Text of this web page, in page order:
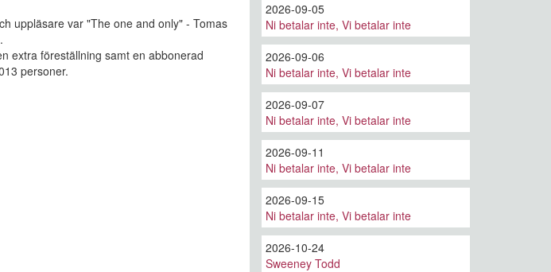
uppläsare var "The one and only" - Tomas
extra föreställning samt en abbonerad
personer.
2026-09-05
Ni betalar inte, Vi betalar inte
2026-09-06
Ni betalar inte, Vi betalar inte
2026-09-07
Ni betalar inte, Vi betalar inte
2026-09-11
Ni betalar inte, Vi betalar inte
2026-09-15
Ni betalar inte, Vi betalar inte
2026-10-24
Sweeney Todd